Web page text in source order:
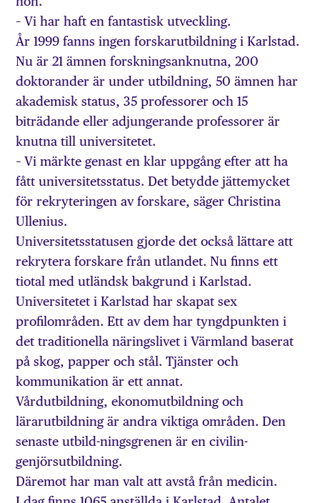
– Vi har haft en fantastisk utveckling.
År 1999 fanns ingen forskarutbildning i Karlstad.
Nu är 21 ämnen forskningsanknutna, 200
doktorander är under utbildning, 50 ämnen har
akademisk status, 35 professorer och 15
biträdande eller adjungerande professorer är
knutna till universitetet.
– Vi märkte genast en klar uppgång efter att ha
fått universitetsstatus. Det betydde jättemycket
för rekryteringen av forskare, säger Christina
Ullenius.
Universitetsstatusen gjorde det också lättare att
rekrytera forskare från utlandet. Nu finns ett
tiotal med utländsk bakgrund i Karlstad.
Universitetet i Karlstad har skapat sex
profilområden. Ett av dem har tyngdpunkten i
det traditionella näringslivet i Värmland baserat
på skog, papper och stål. Tjänster och
kommunikation är ett annat.
Vårdutbildning, ekonomutbildning och
lärarutbildning är andra viktiga områden. Den
senaste utbild-ningsgrenen är en civilin-
genjörsutbildning.
Däremot har man valt att avstå från medicin.